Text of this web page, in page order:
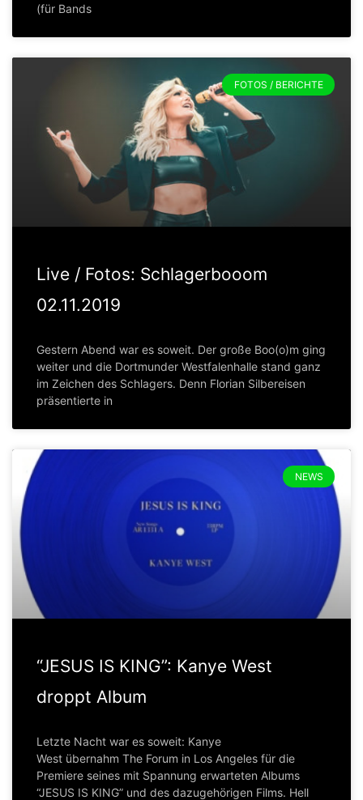
(für Bands
FOTOS / BERICHTE
Live / Fotos: Schlagerbooom
02.11.2019
Gestern Abend war es soweit. Der große Boo(o)m ging
weiter und die Dortmunder Westfalenhalle stand ganz
im Zeichen des Schlagers. Denn Florian Silbereisen
präsentierte in
NEWS
“JESUS IS KING”: Kanye West
droppt Album
Letzte Nacht war es soweit: Kanye
West übernahm The Forum in Los Angeles für die
Premiere seines mit Spannung erwarteten Albums
“JESUS IS KING” und des dazugehörigen Films. Hell